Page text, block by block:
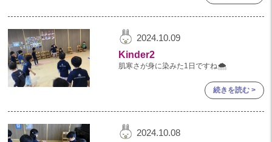
2023年 09月(19)
2023年 08月(22)
2023年 07月(20)
2023年 06月(22)
2023年 05月(19)
2024.10.09
Kinder2
肌寒さが身に染みた1日ですね🌨
続きを読む >
2024.10.08